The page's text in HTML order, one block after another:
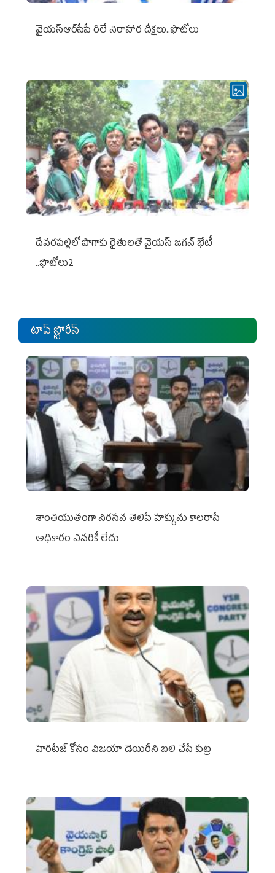
వైయ‌స్ఆర్‌సీపీ రిలే నిరాహార దీక్షలు..ఫొటోలు
దేవరపల్లిలో పొగాకు రైతులతో వైయస్ జగన్ భేటీ
..ఫొటోలు2
టాప్ స్టోరీస్
శాంతియుతంగా నిరసన తెలిపే హక్కును కాలరాసే
అధికారం ఎవరికీ లేదు
హెరిటేజ్ కోసం విజయా డెయిరీని బలి చేసే కుట్ర‌